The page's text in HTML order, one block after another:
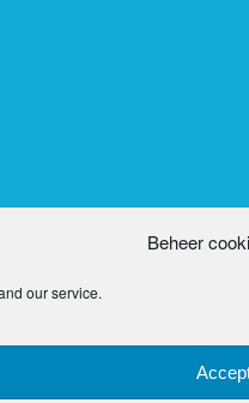
Beheer
our service.